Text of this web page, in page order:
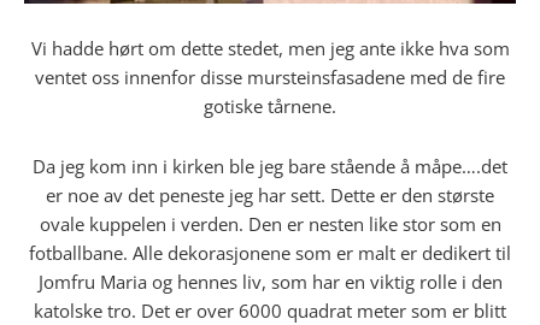
Vi hadde hørt om dette stedet, men jeg ante ikke hva som
ventet oss innenfor disse mursteinsfasadene med de fire
gotiske tårnene.
Da jeg kom inn i kirken ble jeg bare stående å måpe….det
er noe av det peneste jeg har sett. Dette er den største
ovale kuppelen i verden. Den er nesten like stor som en
fotballbane. Alle dekorasjonene som er malt er dedikert til
Jomfru Maria og hennes liv, som har en viktig rolle i den
katolske tro. Det er over 6000 quadrat meter som er blitt